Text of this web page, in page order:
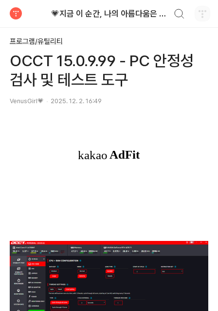
💗지금 이 순간, 나의 아름다움은 가장 빛난다!
프로그램/유틸리티
OCCT 15.0.9.99 - PC 안정성
검사 및 테스트 도구
VenusGirl💗 2025. 12. 2. 16:49